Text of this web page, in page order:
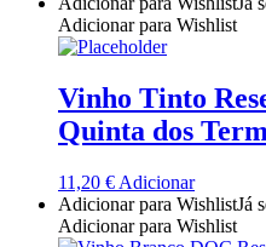
Quinta Do Paral
Quinta do Piloto
Quinta Do
Quinta Do Rogel
Adicionar para Wishlist
Vinho Tinto
Quinta dos
11,20 € Adicionar
Adicionar para WishlistJá
Adicionar para Wishlist